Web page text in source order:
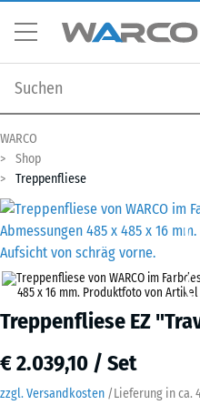
WARCO
Shop
Treppenfliese
Treppenfliese EZ
€ 2.039,10 / Set
zzgl. Versandkosten /Lieferung in ca.